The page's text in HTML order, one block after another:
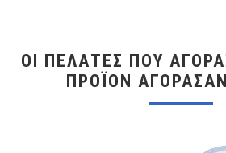
ΟΙ ΠΕΛΆΤΕΣ ΠΟΥ
ΠΡΟΪΌΝ